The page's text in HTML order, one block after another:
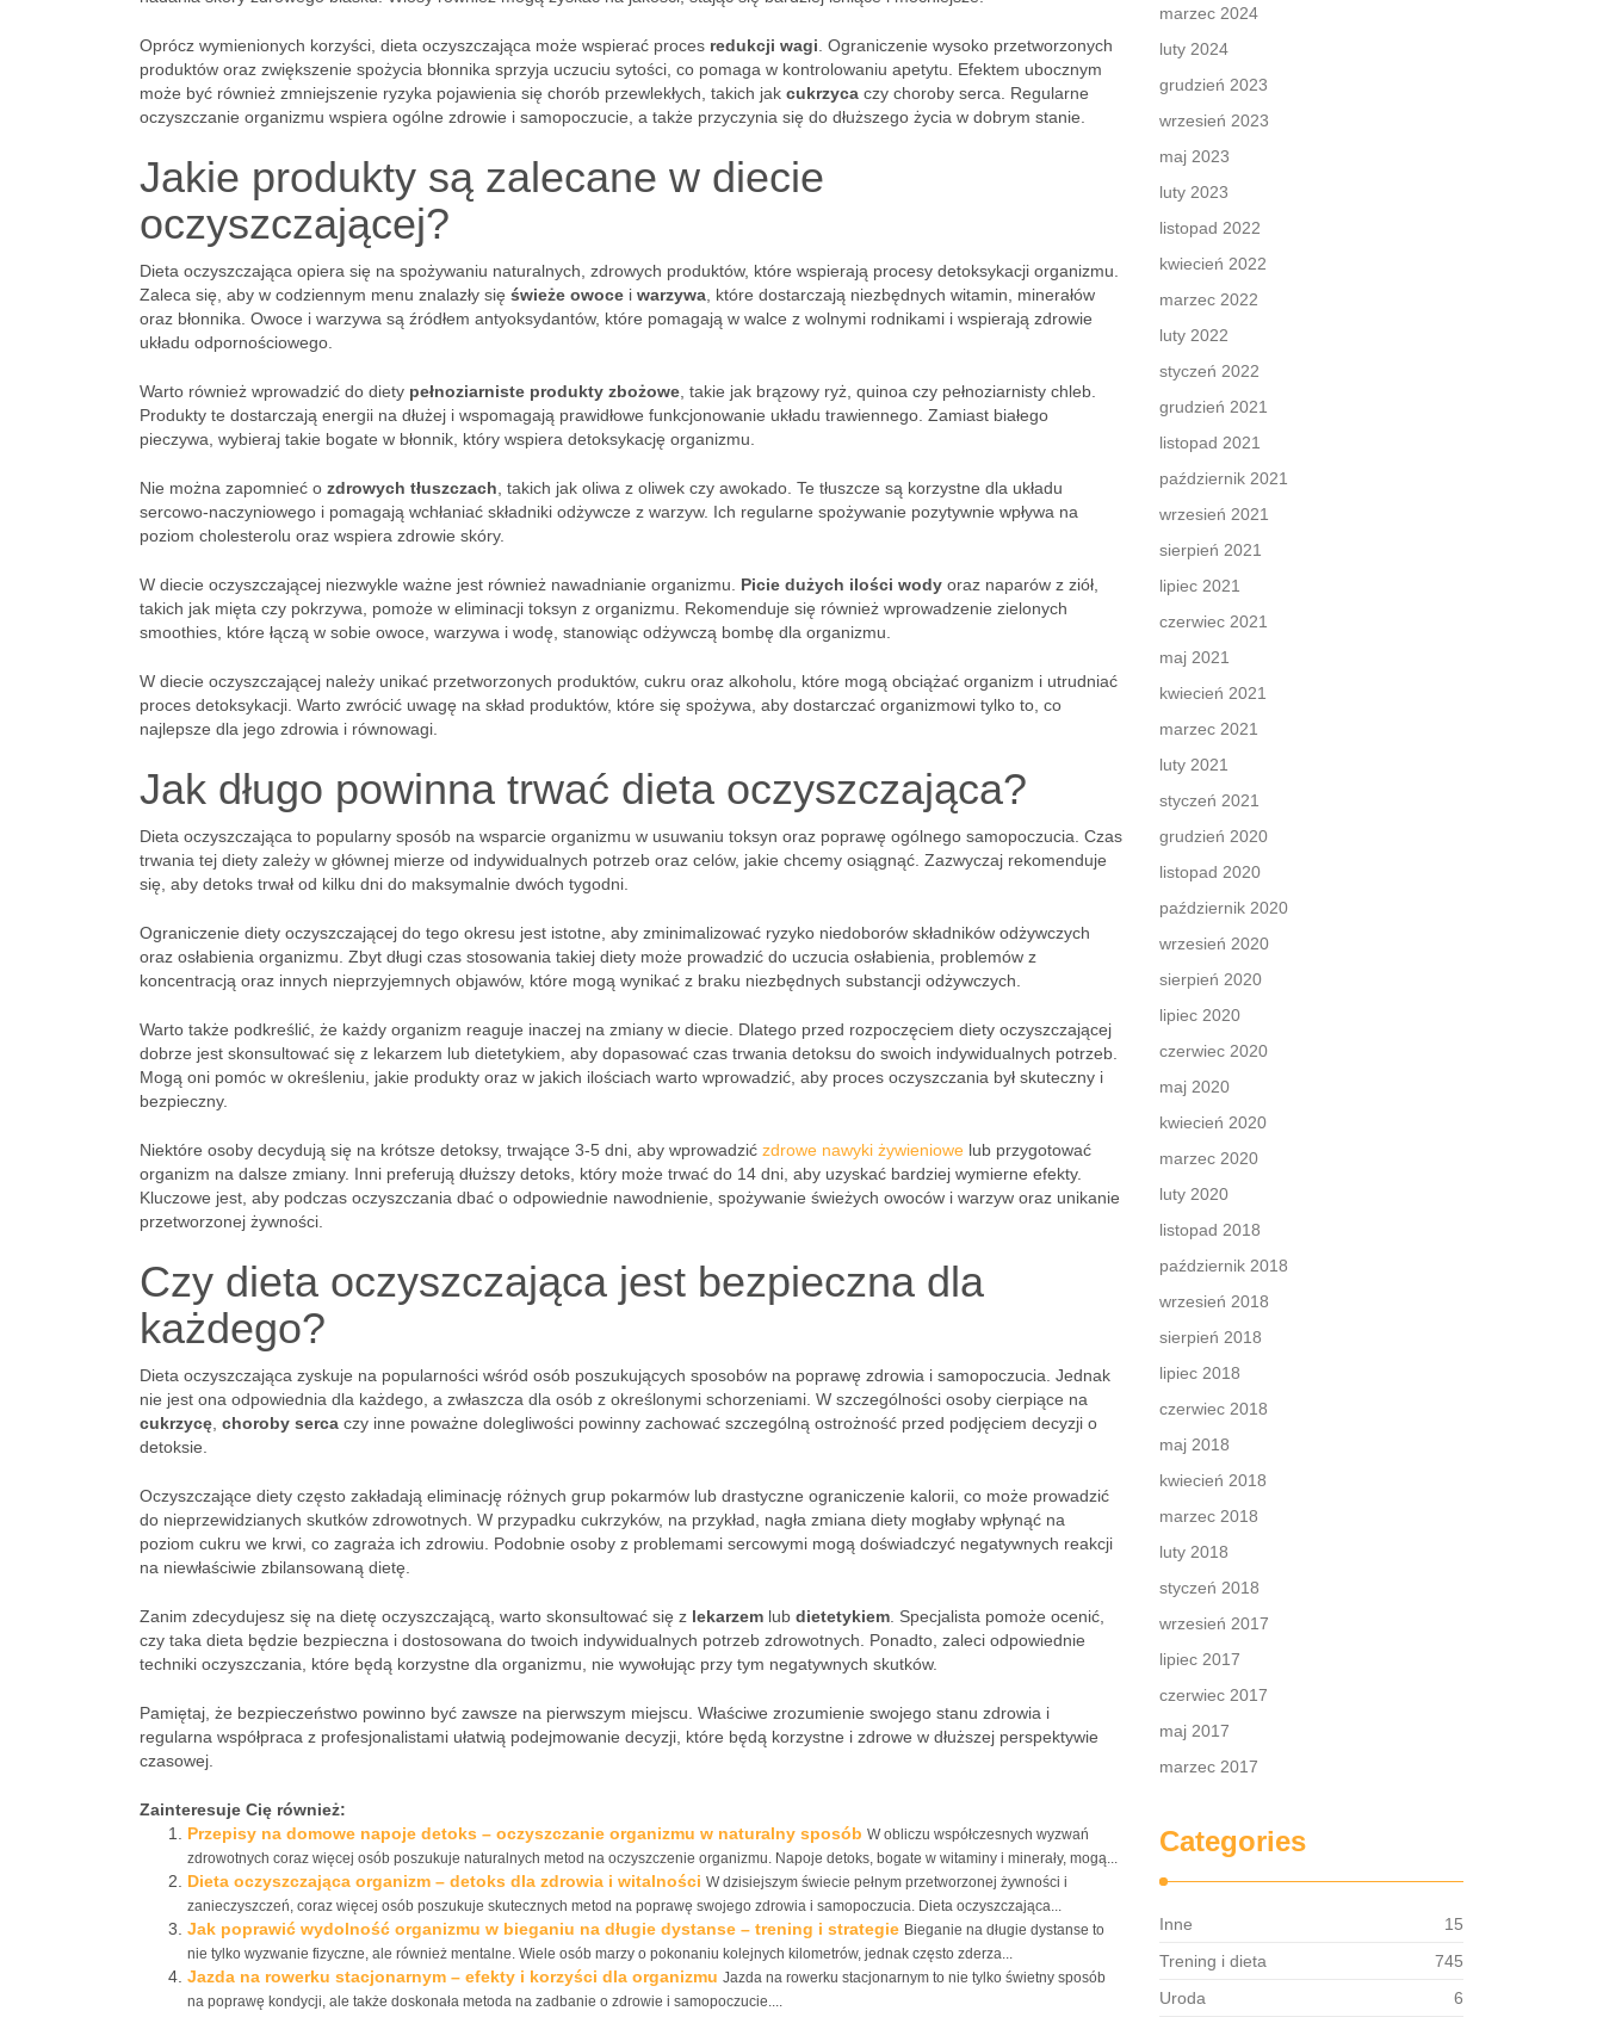
Oprócz wymienionych korzyści, dieta oczyszczająca może wspierać proces redukcji wagi . Ograniczenie wysoko przetworzonych
produktów oraz zwiększenie spożycia błonnika sprzyja uczuciu sytości, co pomaga w kontrolowaniu apetytu. Efektem ubocznym
może być również zmniejszenie ryzyka pojawienia się chorób przewlekłych, takich jak cukrzyca czy choroby serca. Regularne
oczyszczanie organizmu wspiera ogólne zdrowie i samopoczucie, a także przyczynia się do dłuższego życia w dobrym stanie.
Jakie produkty są zalecane w diecie
oczyszczającej?
Dieta oczyszczająca opiera się na spożywaniu naturalnych, zdrowych produktów, które wspierają procesy detoksykacji organizmu.
Zaleca się, aby w codziennym menu znalazły się świeże owoce i warzywa , które dostarczają niezbędnych witamin, minerałów
oraz błonnika. Owoce i warzywa są źródłem antyoksydantów, które pomagają w walce z wolnymi rodnikami i wspierają zdrowie
układu odpornościowego.
Warto również wprowadzić do diety pełnoziarniste produkty zbożowe , takie jak brązowy ryż, quinoa czy pełnoziarnisty chleb.
Produkty te dostarczają energii na dłużej i wspomagają prawidłowe funkcjonowanie układu trawiennego. Zamiast białego
pieczywa, wybieraj takie bogate w błonnik, który wspiera detoksykację organizmu.
Nie można zapomnieć o zdrowych tłuszczach , takich jak oliwa z oliwek czy awokado. Te tłuszcze są korzystne dla układu
sercowo-naczyniowego i pomagają wchłaniać składniki odżywcze z warzyw. Ich regularne spożywanie pozytywnie wpływa na
poziom cholesterolu oraz wspiera zdrowie skóry.
W diecie oczyszczającej niezwykle ważne jest również nawadnianie organizmu. Picie dużych ilości wody oraz naparów z ziół,
takich jak mięta czy pokrzywa, pomoże w eliminacji toksyn z organizmu. Rekomenduje się również wprowadzenie zielonych
smoothies, które łączą w sobie owoce, warzywa i wodę, stanowiąc odżywczą bombę dla organizmu.
W diecie oczyszczającej należy unikać przetworzonych produktów, cukru oraz alkoholu, które mogą obciążać organizm i utrudniać
proces detoksykacji. Warto zwrócić uwagę na skład produktów, które się spożywa, aby dostarczać organizmowi tylko to, co
najlepsze dla jego zdrowia i równowagi.
Jak długo powinna trwać dieta oczyszczająca?
Dieta oczyszczająca to popularny sposób na wsparcie organizmu w usuwaniu toksyn oraz poprawę ogólnego samopoczucia. Czas
trwania tej diety zależy w głównej mierze od indywidualnych potrzeb oraz celów, jakie chcemy osiągnąć. Zazwyczaj rekomenduje
się, aby detoks trwał od kilku dni do maksymalnie dwóch tygodni.
Ograniczenie diety oczyszczającej do tego okresu jest istotne, aby zminimalizować ryzyko niedoborów składników odżywczych
oraz osłabienia organizmu. Zbyt długi czas stosowania takiej diety może prowadzić do uczucia osłabienia, problemów z
koncentracją oraz innych nieprzyjemnych objawów, które mogą wynikać z braku niezbędnych substancji odżywczych.
Warto także podkreślić, że każdy organizm reaguje inaczej na zmiany w diecie. Dlatego przed rozpoczęciem diety oczyszczającej
dobrze jest skonsultować się z lekarzem lub dietetykiem, aby dopasować czas trwania detoksu do swoich indywidualnych potrzeb.
Mogą oni pomóc w określeniu, jakie produkty oraz w jakich ilościach warto wprowadzić, aby proces oczyszczania był skuteczny i
bezpieczny.
Niektóre osoby decydują się na krótsze detoksy, trwające 3-5 dni, aby wprowadzić zdrowe nawyki żywieniowe lub przygotować
organizm na dalsze zmiany. Inni preferują dłuższy detoks, który może trwać do 14 dni, aby uzyskać bardziej wymierne efekty.
Kluczowe jest, aby podczas oczyszczania dbać o odpowiednie nawodnienie, spożywanie świeżych owoców i warzyw oraz unikanie
przetworzonej żywności.
Czy dieta oczyszczająca jest bezpieczna dla
każdego?
Dieta oczyszczająca zyskuje na popularności wśród osób poszukujących sposobów na poprawę zdrowia i samopoczucia. Jednak
nie jest ona odpowiednia dla każdego, a zwłaszcza dla osób z określonymi schorzeniami. W szczególności osoby cierpiące na
cukrzycę choroby serca czy inne poważne dolegliwości powinny zachować szczególną ostrożność przed podjęciem decyzji o
detoksie.
Oczyszczające diety często zakładają eliminację różnych grup pokarmów lub drastyczne ograniczenie kalorii, co może prowadzić
do nieprzewidzianych skutków zdrowotnych. W przypadku cukrzyków, na przykład, nagła zmiana diety mogłaby wpłynąć na
poziom cukru we krwi, co zagraża ich zdrowiu. Podobnie osoby z problemami sercowymi mogą doświadczyć negatywnych reakcji
na niewłaściwie zbilansowaną dietę.
Zanim zdecydujesz się na dietę oczyszczającą, warto skonsultować się z lekarzem lub dietetykiem . Specjalista pomoże ocenić,
czy taka dieta będzie bezpieczna i dostosowana do twoich indywidualnych potrzeb zdrowotnych. Ponadto, zaleci odpowiednie
techniki oczyszczania, które będą korzystne dla organizmu, nie wywołując przy tym negatywnych skutków.
Pamiętaj, że bezpieczeństwo powinno być zawsze na pierwszym miejscu. Właściwe zrozumienie swojego stanu zdrowia i
regularna współpraca z profesjonalistami ułatwią podejmowanie decyzji, które będą korzystne i zdrowe w dłuższej perspektywie
czasowej.
Zainteresuje Cię również:
Przepisy na domowe napoje detoks – oczyszczanie organizmu w naturalny sposób W obliczu współczesnych wyzwań
zdrowotnych coraz więcej osób poszukuje naturalnych metod na oczyszczenie organizmu. Napoje detoks, bogate w witaminy i minerały, mogą...
Dieta oczyszczająca organizm – detoks dla zdrowia i witalności W dzisiejszym świecie pełnym przetworzonej żywności i
zanieczyszczeń, coraz więcej osób poszukuje skutecznych metod na poprawę swojego zdrowia i samopoczucia. Dieta oczyszczająca...
Jak poprawić wydolność organizmu w bieganiu na długie dystanse – trening i strategie Bieganie na długie dystanse to
nie tylko wyzwanie fizyczne, ale również mentalne. Wiele osób marzy o pokonaniu kolejnych kilometrów, jednak często zderza...
Jazda na rowerku stacjonarnym – efekty i korzyści dla organizmu Jazda na rowerku stacjonarnym to nie tylko świetny sposób
na poprawę kondycji, ale także doskonała metoda na zadbanie o zdrowie i samopoczucie....
marzec 2024
luty 2024
grudzień 2023
wrzesień 2023
maj 2023
luty 2023
listopad 2022
kwiecień 2022
marzec 2022
luty 2022
styczeń 2022
grudzień 2021
listopad 2021
październik 2021
wrzesień 2021
sierpień 2021
lipiec 2021
czerwiec 2021
maj 2021
kwiecień 2021
marzec 2021
luty 2021
styczeń 2021
grudzień 2020
listopad 2020
październik 2020
wrzesień 2020
sierpień 2020
lipiec 2020
czerwiec 2020
maj 2020
kwiecień 2020
marzec 2020
luty 2020
listopad 2018
październik 2018
wrzesień 2018
sierpień 2018
lipiec 2018
czerwiec 2018
maj 2018
kwiecień 2018
marzec 2018
luty 2018
styczeń 2018
wrzesień 2017
lipiec 2017
czerwiec 2017
maj 2017
marzec 2017
Categories
Inne
15
Trening i dieta
745
Uroda
6